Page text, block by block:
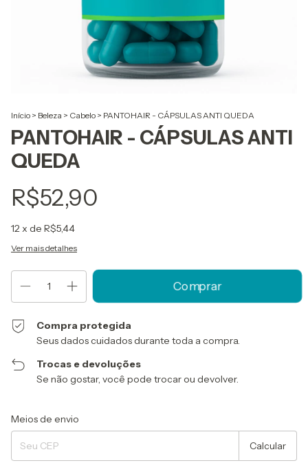
Início > Beleza > Cabelo > PANTOHAIR - CÁPSULAS ANTI QUEDA
PANTOHAIR - CÁPSULAS ANTI
QUEDA
R$52,90
12x de R$5,44
Ver mais detalhes
Compra protegida
Seus dados cuidados durante toda a compra.
Trocas e devoluções
Se não gostar, você pode trocar ou devolver.
Entregas para o CEP:
Meios de envio
Calcular